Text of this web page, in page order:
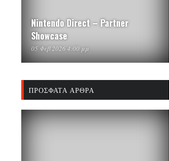
Nintendo Direct – Partner
Showcase
05 Φεβ 2026 4:00 μμ
ΠΡΌΣΦΑΤΑ ΆΡΘΡΑ